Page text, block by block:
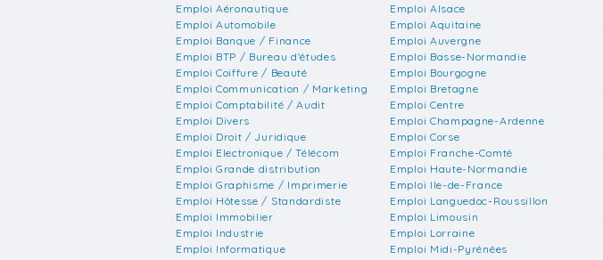
Emploi Aéronautique
Emploi Automobile
Emploi Banque / Finance
Emploi BTP / Bureau d'études
Emploi Coiffure / Beauté
Emploi Communication / Marketing
Emploi Comptabilité / Audit
Emploi Divers
Emploi Droit / Juridique
Emploi Electronique / Télécom
Emploi Grande distribution
Emploi Graphisme / Imprimerie
Emploi Hôtesse / Standardiste
Emploi Immobilier
Emploi Industrie
Emploi Informatique
Emploi Alsace
Emploi Aquitaine
Emploi Auvergne
Emploi Basse-Normandie
Emploi Bourgogne
Emploi Bretagne
Emploi Centre
Emploi Champagne-Ardenne
Emploi Corse
Emploi Franche-Comté
Emploi Haute-Normandie
Emploi Ile-de-France
Emploi Languedoc-Roussillon
Emploi Limousin
Emploi Lorraine
Emploi Midi-Pyrénées